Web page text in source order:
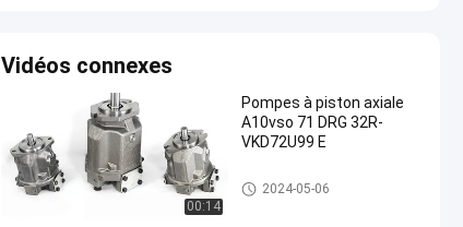
Vidéos connexes
00:14
Pompes à piston axiale
A10vso 71 DRG 32R-
VKD72U99 E
Pompes hydrauliques Rexroth
2024-05-06